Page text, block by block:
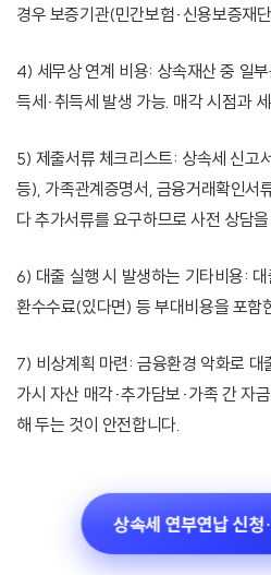
경우 보증기관(민간보험·신용보증재
4) 세무상 연계 비용: 상속재산 중 일
득세·취득세 발생 가능. 매각 시점과
5) 제출서류 체크리스트: 상속세 신고
등), 가족관계증명서, 금융거래확인서
다 추가서류를 요구하므로 사전 상담
6) 대출 실행 시 발생하는 기타비용:
환수수료(있다면) 등 부대비용을 포함
7) 비상계획 마련: 금융환경 악화로 대
가시 자산 매각·추가담보·가족 간 자
해 두는 것이 안전합니다.
상속세 연부연납 신청